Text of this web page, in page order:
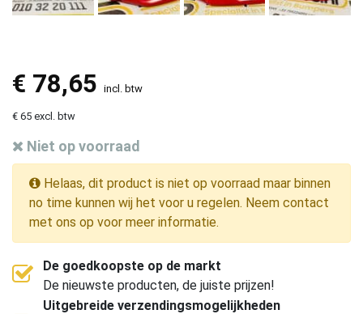
€ 78,65 incl. btw
€ 65 excl. btw
Niet op voorraad
Helaas, dit product is niet op voorraad maar binnen
no time kunnen wij het voor u regelen. Neem contact
met ons op voor meer informatie.
De goedkoopste op de markt
De nieuwste producten, de juiste prijzen!
Uitgebreide verzendingsmogelijkheden